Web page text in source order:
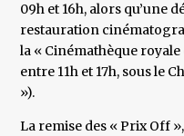
09h et 16h, alors qu’une
restauration
la « Cinémathèque royale
entre 11h et 17h, sous le
»).
La remise des « Prix Off